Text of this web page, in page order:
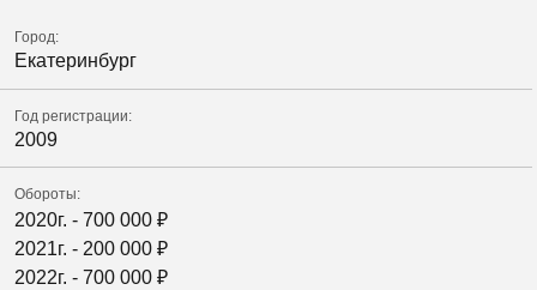
Город:
Екатеринбург
Год регистрации:
2009
Обороты:
2020г. - 700 000 ₽
2021г. - 200 000 ₽
2022г. - 700 000 ₽